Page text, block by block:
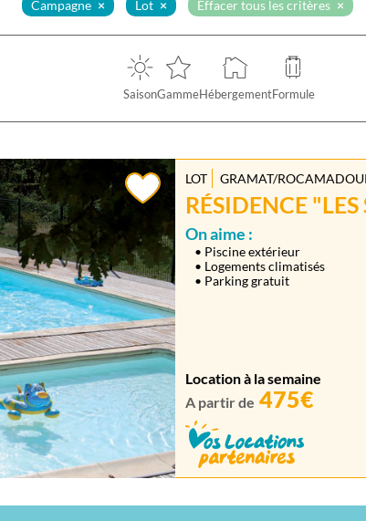
Campagne Lot Effacer tous les critères
SaisonGammeHébergementFormule
LOT GRAMAT/
RÉSIDENCE
On aime :
• Piscine extérieur
• Logements climatisés
• Parking gratuit
Location à la semaine
A partir de 475€